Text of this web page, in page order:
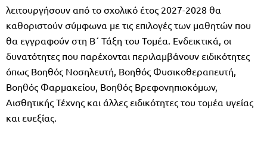
λειτουργήσουν από το σχολικό έτος 2027-2028 θα
καθοριστούν σύμφωνα με τις επιλογές των μαθητών που
θα εγγραφούν στη Β΄ Τάξη του Τομέα. Ενδεικτικά, οι
δυνατότητες που παρέχονται περιλαμβάνουν ειδικότητες
όπως Βοηθός Νοσηλευτή, Βοηθός Φυσικοθεραπευτή,
Βοηθός Φαρμακείου, Βοηθός Βρεφονηπιοκόμων,
Αισθητικής Τέχνης και άλλες ειδικότητες του τομέα υγείας
και ευεξίας.